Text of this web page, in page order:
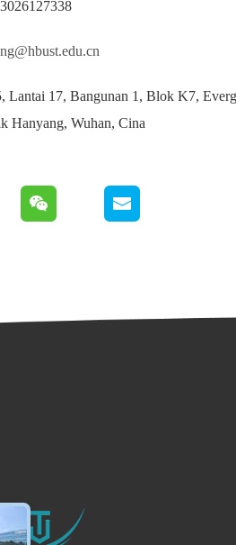
Lantai 17, Bangunan 1, Blok K7,
Hanyang, Wuhan, Cina